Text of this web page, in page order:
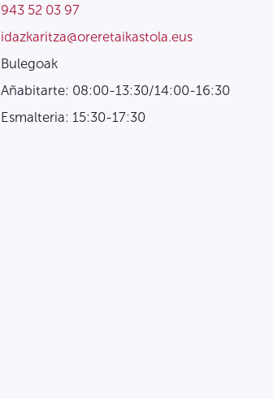
943 52 03 97
idazkaritza@oreretaikastola.eus
Bulegoak
Añabitarte: 08:00-13:30/14:00-16:30
Esmalteria: 15:30-17:30